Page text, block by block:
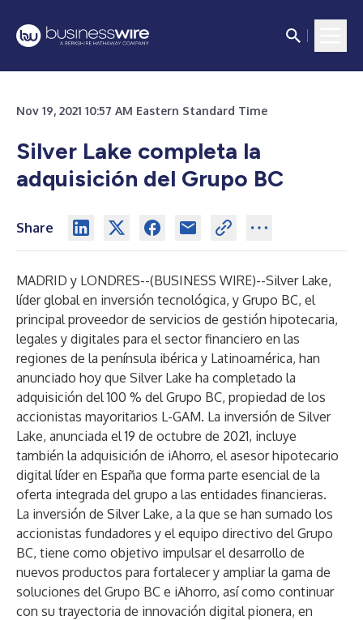
Nov 19, 2021 10:57 AM Eastern Standard Time
Silver Lake completa la
adquisición del Grupo BC
Share
MADRID y LONDRES--(BUSINESS WIRE)--Silver Lake,
líder global en inversión tecnológica, y Grupo BC, el
principal proveedor de servicios de gestión hipotecaria,
legales y digitales para el sector financiero en las
regiones de la península ibérica y Latinoamérica, han
anunciado hoy que Silver Lake ha completado la
adquisición del 100 % del Grupo BC, propiedad de los
accionistas mayoritarios L-GAM. La inversión de Silver
Lake, anunciada el 19 de octubre de 2021, incluye
también la adquisición de iAhorro, el asesor hipotecario
digital líder en España que forma parte esencial de la
oferta integrada del grupo a las entidades financieras.
La inversión de Silver Lake, a la que se han sumado los
accionistas fundadores y el equipo directivo del Grupo
BC, tiene como objetivo impulsar el desarrollo de
nuevos productos para fortalecer y ampliar la gama de
soluciones del Grupo BC e iAhorro, así como continuar
con su trayectoria de innovación digital pionera, en